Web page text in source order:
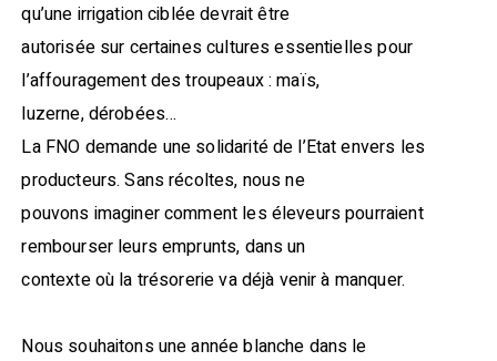
qu’une irrigation ciblée devrait être
autorisée sur certaines cultures essentielles pour
l’affouragement des troupeaux : maïs,
luzerne, dérobées…
La FNO demande une solidarité de l’Etat envers les
producteurs. Sans récoltes, nous ne
pouvons imaginer comment les éleveurs pourraient
rembourser leurs emprunts, dans un
contexte où la trésorerie va déjà venir à manquer.
Nous souhaitons une année blanche dans le